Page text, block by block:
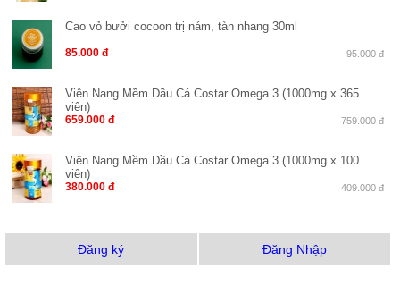
Cao vỏ bưởi cocoon trị nám, tàn nhang 30ml
85.000 đ 95.000 đ
Viên Nang Mềm Dầu Cá Costar Omega 3 (1000mg x 365
viên)
659.000 đ 759.000 đ
Viên Nang Mềm Dầu Cá Costar Omega 3 (1000mg x 100
viên)
380.000 đ 409.000 đ
Đăng ký Đăng Nhập